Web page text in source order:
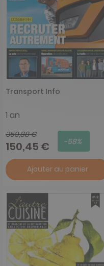
Transport Info
1 an
359,88 €
150,45 € -58%
Ajouter au panier